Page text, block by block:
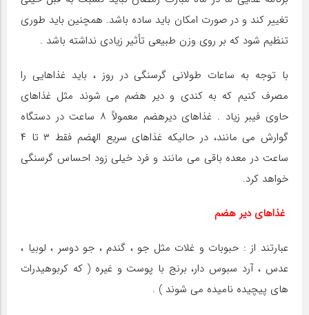
تغییر کند و در صورت امکان باید ساده باشد. همچنین باید طوری
تنظیم شود که بر روی وزن طبیعی تأثیر زیادی نداشته باشد .
با توجه به ساعات طولانی گرسنگی در روز ، باید غذاهایی را
مصرف کنیم که به کندی و دیر هضم می شوند مثل غذاهای
حاوی فیبر زیاد . غذاهای دیرهضم معمولاً ۸ ساعت در دستگاه
گوارش می مانند، در حالیکه غذاهای سریع الهضم فقط ۳ تا ۴
ساعت در معده باقی می مانند و فرد خیلی زود احساس گرسنگی
خواهد کرد.
غذاهای دیر هضم
عبارتند از : حبوبات و غلات مثل جو ، گندم ، جو دوسر ، لوبیا ،
عدس ، آرد سبوس دار،‌ برنج با پوست و غیره ( که کربوهیدرات
های پیچیده نامیده می شوند ) .